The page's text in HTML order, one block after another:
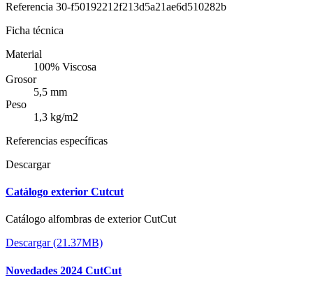
Referencia 30-f50192212f213d5a21ae6d510282b
Ficha técnica
Material
100% Viscosa
Grosor
5,5 mm
Peso
1,3 kg/m2
Referencias específicas
Descargar
Catálogo exterior Cutcut
Catálogo alfombras de exterior CutCut
Descargar (21.37MB)
Novedades 2024 CutCut